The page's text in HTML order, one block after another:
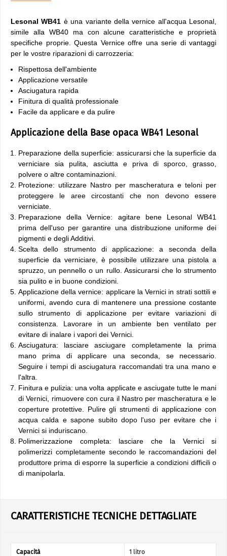
Lesonal WB41 è una variante della vernice all'acqua Lesonal,
simile alla WB40 ma con alcune caratteristiche e proprietà
specifiche proprie. Questa Vernice offre una serie di vantaggi
per le vostre riparazioni di carrozzeria:
Rispettosa dell'ambiente
Applicazione versatile
Asciugatura rapida
Finitura di qualità professionale
Facile da applicare e da pulire
Applicazione della Base opaca WB41 Lesonal
Preparazione della superficie: assicurarsi che la superficie da
verniciare sia pulita, asciutta e priva di sporco, grasso,
polvere o altre contaminazioni.
Protezione: utilizzare Nastro per mascheratura e teloni per
proteggere le aree circostanti che non devono essere
verniciate.
Preparazione della Vernice: agitare bene Lesonal WB41
prima dell'uso per garantire una distribuzione uniforme dei
pigmenti e degli Additivi.
Scelta dello strumento di applicazione: a seconda della
superficie da verniciare, è possibile utilizzare una pistola a
spruzzo, un pennello o un rullo. Assicurarsi che lo strumento
sia pulito e in buone condizioni.
Applicazione della vernice: applicare la Vernici in strati sottili e
uniformi, avendo cura di mantenere una pressione costante
sullo strumento di applicazione per evitare variazioni di
consistenza. Lavorare in un ambiente ben ventilato per
evitare di inalare i vapori dei Vernici.
Asciugatura: lasciare asciugare completamente la prima
mano prima di applicare una seconda, se necessario.
Seguire i tempi di asciugatura raccomandati tra una mano e
l'altra.
Finitura e pulizia: una volta applicate e asciugate tutte le mani
di Vernici, rimuovere con cura il Nastro per mascheratura e le
coperture protettive. Pulire gli strumenti di applicazione con
acqua calda e sapone subito dopo l'uso per evitare che i
Vernici si induriscano.
Polimerizzazione completa: lasciare che la Vernici si
polimerizzi completamente secondo le raccomandazioni del
produttore prima di esporre la superficie a condizioni difficili o
di manipolarla.
CARATTERISTICHE TECNICHE DETTAGLIATE
Capacità 1 litro